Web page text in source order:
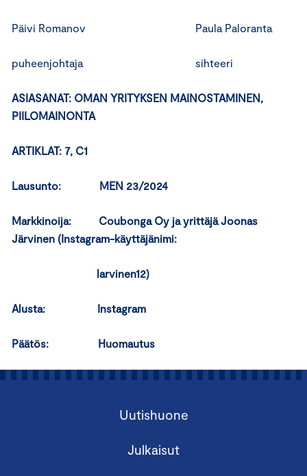
Päivi Romanov Paula Paloranta
puheenjohtaja sihteeri
ASIASANAT: OMAN YRITYKSEN MAINOSTAMINEN,
PIILOMAINONTA
ARTIKLAT: 7, C1
Lausunto: MEN 23/2024
Markkinoija: Coubonga Oy ja yrittäjä Joonas
Järvinen (Instagram-käyttäjänimi:
larvinen12)
Alusta: Instagram
Päätös: Huomautus
Uutishuone
Julkaisut